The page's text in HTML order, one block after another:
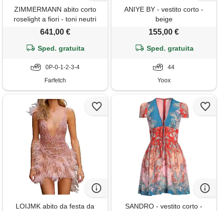
ZIMMERMANN abito corto
roselight a fiori - toni neutri
641,00 €
Sped. gratuita
0P-0-1-2-3-4
Farfetch
ANIYE BY - vestito corto -
beige
155,00 €
Sped. gratuita
44
Yoox
LOIJMK abito da festa da
SANDRO - vestito corto -